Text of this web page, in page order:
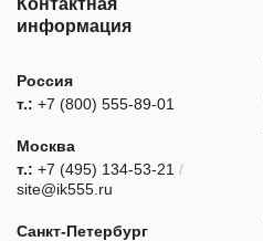
информация
Россия
т.: +7 (800) 555-89-01
Москва
т.: +7 (495) 134-53-21 /
site@ik555.ru
Санкт-Петербург